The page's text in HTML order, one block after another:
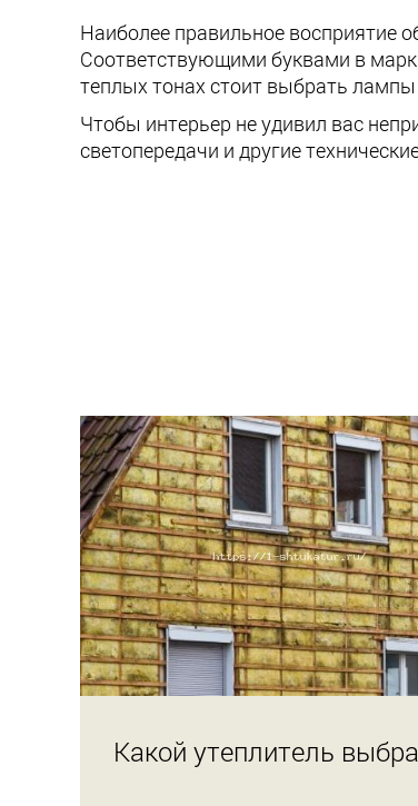
Наиболее правильное восприятие
Соответствующими буквами в
теплых тонах стоит выбрать
Чтобы интерьер не удивил вас
светопередачи и другие
Какой утеплитель